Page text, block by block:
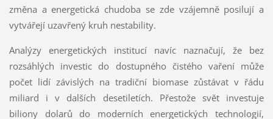
změna a energetická chudoba se zde vzájemně posilují a
vytvářejí uzavřený kruh nestability.
Analýzy energetických institucí navíc naznačují, že bez
rozsáhlých investic do dostupného čistého vaření může
počet lidí závislých na tradiční biomase zůstávat v řádu
miliard i v dalších desetiletích. Přestože svět investuje
biliony dolarů do moderních energetických technologií,